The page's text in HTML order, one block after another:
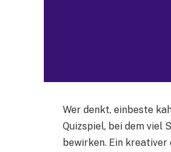
Wer denkt, einbeste
Quizspiel, bei dem viel
bewirken. Ein